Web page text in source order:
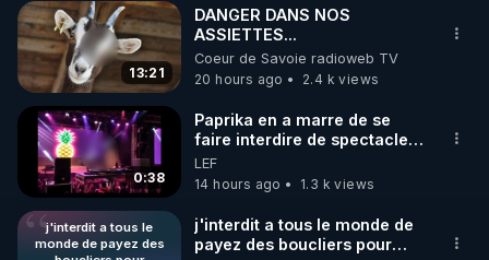
https://www.facebook.com/thierry.rgnr/
▶ Instagram  :
https://www.instagram.com/Thierrycasasnovas_rgn
r
▶Twitter : https://twitter.com/thierrycas
13:21
DANGER DANS NOS
ASSIETTES...
Coeur de Savoie radioweb TV
20 hours ago
2.4 k views
0:38
Paprika en a marre de se
faire interdire de spectacle.
Elle décide donc de devenir
DJ !
LEF
14 hours ago
1.3 k views
j'interdit a tous le
monde de payez des
j'interdit a tous le monde de
payez des boucliers pour